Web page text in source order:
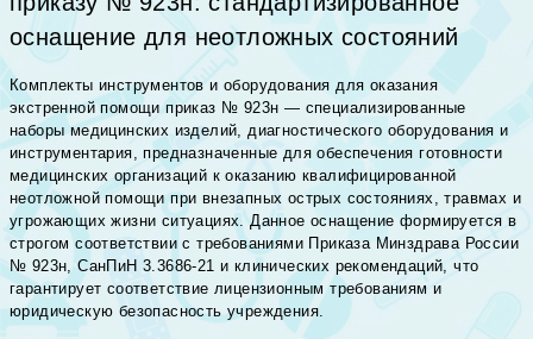
оснащение для неотложных состояний
Комплекты инструментов и оборудования для оказания
экстренной помощи приказ № 923н — специализированные
наборы медицинских изделий, диагностического оборудования и
инструментария, предназначенные для обеспечения готовности
медицинских организаций к оказанию квалифицированной
неотложной помощи при внезапных острых состояниях, травмах и
угрожающих жизни ситуациях. Данное оснащение формируется в
строгом соответствии с требованиями Приказа Минздрава России
№ 923н, СанПиН 3.3686-21 и клинических рекомендаций, что
гарантирует соответствие лицензионным требованиям и
юридическую безопасность учреждения.